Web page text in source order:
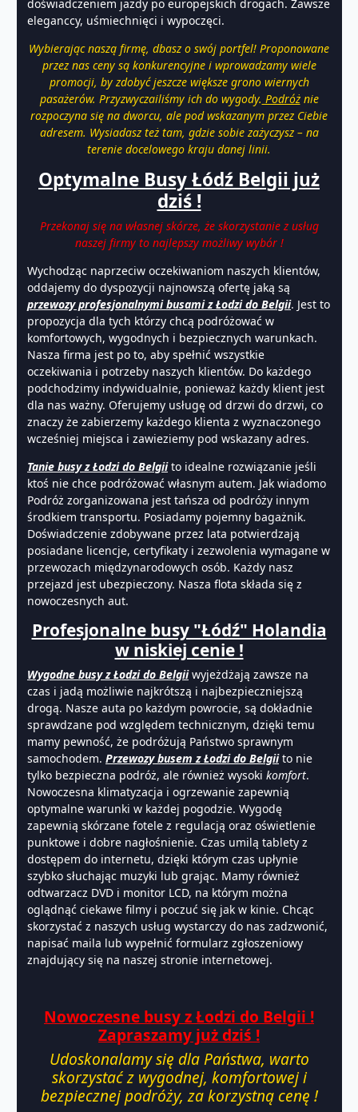
doświadczeniem jazdy po europejskich drogach. Zawsze
eleganccy, uśmiechnięci i wypoczęci.
Wybierając naszą firmę, dbasz o swój portfel! Proponowane
przez nas ceny są konkurencyjne i wprowadzamy wiele
promocji, by zdobyć jeszcze większe grono wiernych
pasażerów. Przyzwyczailiśmy ich do wygody. Podróżnie
rozpoczyna się na dworcu, ale pod wskazanym przez Ciebie
adresem. Wysiadasz też tam, gdzie sobie zażyczysz – na
terenie docelowego kraju danej linii.
Optymalne Busy Łódź Belgii już
dziś !
Przekonaj się na własnej skórze, że skorzystanie z usług
naszej firmy to najlepszy możliwy wybór !
Wychodząc naprzeciw oczekiwaniom naszych klientów,
oddajemy do dyspozycji najnowszą ofertę jaką są
przewozy profesjonalnymi busami z Łodzi do Belgii. Jest to
propozycja dla tych którzy chcą podróżować w
komfortowych, wygodnych i bezpiecznych warunkach.
Nasza firma jest po to, aby spełnić wszystkie
oczekiwania i potrzeby naszych klientów. Do każdego
podchodzimy indywidualnie, ponieważ każdy klient jest
dla nas ważny. Oferujemy usługę od drzwi do drzwi, co
znaczy że zabierzemy każdego klienta z wyznaczonego
wcześniej miejsca i zawieziemy pod wskazany adres.
Tanie busy z Łodzi do Belgiito idealne rozwiązanie jeśli
ktoś nie chce podróżować własnym autem. Jak wiadomo
Podróż zorganizowana jest tańsza od podróży innym
środkiem transportu. Posiadamy pojemny bagażnik.
Doświadczenie zdobywane przez lata potwierdzają
posiadane licencje, certyfikaty i zezwolenia wymagane w
przewozach międzynarodowych osób. Każdy nasz
przejazd jest ubezpieczony. Nasza flota składa się z
nowoczesnych aut.
Profesjonalne busy "Łódź" Holandia
w niskiej cenie !
Wygodne busy z Łodzi do Belgiiwyjeżdżają zawsze na
czas i jadą możliwie najkrótszą i najbezpieczniejszą
drogą. Nasze auta po każdym powrocie, są dokładnie
sprawdzane pod względem technicznym, dzięki temu
mamy pewność, że podróżują Państwo sprawnym
samochodem. Przewozy busem z Łodzi do Belgiito nie
tylko bezpieczna podróż, ale również wysoki komfort.
Nowoczesna klimatyzacja i ogrzewanie zapewnią
optymalne warunki w każdej pogodzie. Wygodę
zapewnią skórzane fotele z regulacją oraz oświetlenie
punktowe i dobre nagłośnienie. Czas umilą tablety z
dostępem do internetu, dzięki którym czas upłynie
szybko słuchając muzyki lub grając. Mamy również
odtwarzacz DVD i monitor LCD, na którym można
oglądnąć ciekawe filmy i poczuć się jak w kinie. Chcąc
skorzystać z naszych usług wystarczy do nas zadzwonić,
napisać maila lub wypełnić formularz zgłoszeniowy
znajdujący się na naszej stronie internetowej.
Nowoczesne busy z Łodzi do Belgii !
Zapraszamy już dziś !
Udoskonalamy się dla Państwa, warto
skorzystać z wygodnej, komfortowej i
bezpiecznej podróży, za korzystną cenę !